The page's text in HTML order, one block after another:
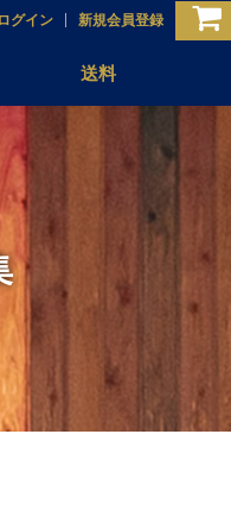
ログイン 新規会員登録
送料